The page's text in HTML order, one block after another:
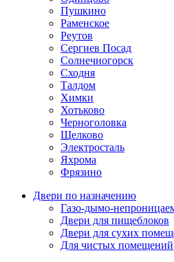
Пушкино
Раменское
Реутов
Сергиев Посад
Солнечногорск
Сходня
Талдом
Химки
Хотьково
Черноголовка
Щелково
Электросталь
Яхрома
Фрязино
Двери по назначению
Газо-дымо-
Двери для пищеблоков
Двери для сухих
Для чистых помещений